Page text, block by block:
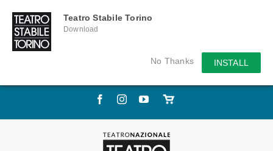
Teatro Stabile Torino
Download
No Thanks INSTALL
Skip
FacebookInstagramYouTube
Store